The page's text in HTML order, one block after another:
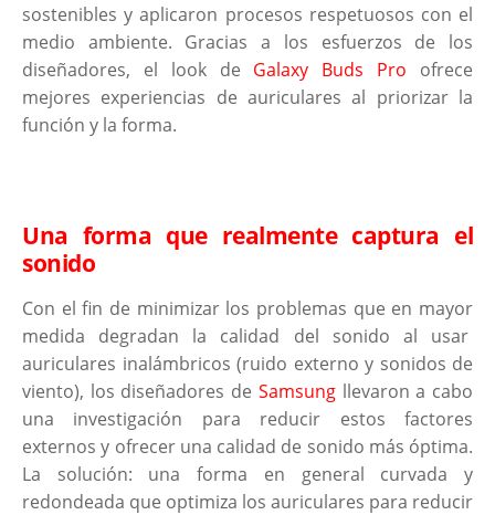
sostenibles y aplicaron procesos respetuosos con el
medio ambiente. Gracias a los esfuerzos de los
diseñadores, el look de Galaxy Buds Pro ofrece
mejores experiencias de auriculares al priorizar la
función y la forma.
Una forma que realmente captura el
sonido
Con el fin de minimizar los problemas que en mayor
medida degradan la calidad del sonido al usar
auriculares inalámbricos (ruido externo y sonidos de
viento), los diseñadores de Samsungllevaron a cabo
una investigación para reducir estos factores
externos y ofrecer una calidad de sonido más óptima.
La solución: una forma en general curvada y
redondeada que optimiza los auriculares para reducir